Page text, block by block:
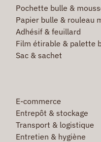
Pochette bulle &
Papier bulle & rouleau
Adhésif & feuillard
Film étirable & palette
Sac & sachet
E-commerce
Entrepôt & stockage
Transport & logistique
Entretien & hygiène